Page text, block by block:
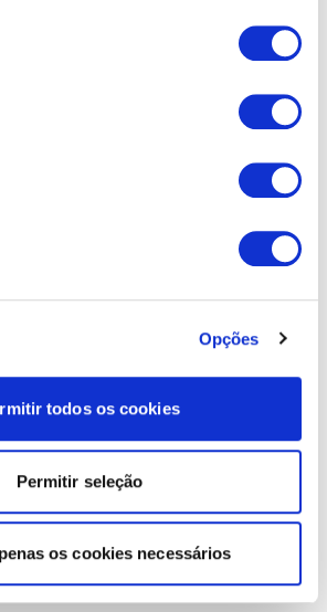
Opções
todos os cookies
Permitir seleção
os cookies necessários